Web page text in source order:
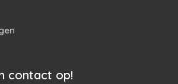
contact op!